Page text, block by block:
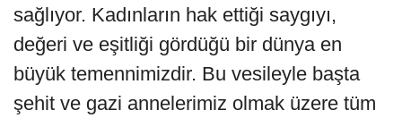
sağlıyor. Kadınların hak ettiği saygıyı,
değeri ve eşitliği gördüğü bir dünya en
büyük temennimizdir. Bu vesileyle başta
şehit ve gazi annelerimiz olmak üzere tüm